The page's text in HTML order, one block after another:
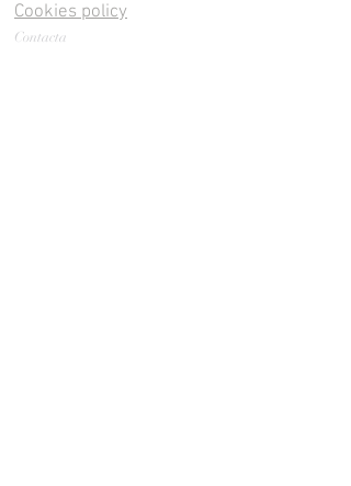
Cookies policy
Contacta